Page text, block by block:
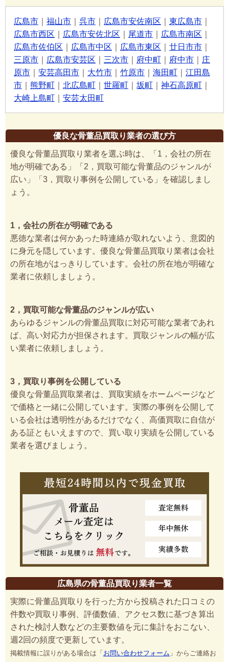
広島市 福山市 呉市 広島市安佐南区 東広島市
広島市西区
広島市安佐北区 尾道市 広島市南区
広島市佐伯区
広島市中区 広島市東区 廿日市市
三原市
広島市安芸区 三次市 府中町 府中市
庄
原市
安芸高田市 大竹市 竹原市 海田町
江田島
市
熊野町 北広島町 世羅町 坂町 神石高原町
大崎上島町
安芸太田町
優良な骨董品買取り業者の選び方
優良な骨董品買取り業者を選ぶ時は、「1，会社の所在
地が明確である」「2，買取可能な骨董品のジャンルが
広い」「3，買取り事例を公開している」を確認しまし
ょう。
1，会社の所在が明確である
悪徳な業者は何かあった時連絡が取れないよう、意図的
に身元を隠しています。優良な骨董品買取り業者は会社
の所在地がはっきりしています。会社の所在地が明確な
業者に依頼しましょう。
2，買取可能な骨董品のジャンルが広い
あらゆるジャンルの骨董品買取に対応可能な業者であれ
ば、高い対応力が担保されます。買取ジャンルの幅が広
い業者に依頼しましょう。
3，買取り事例を公開している
優良な骨董品買取業者は、買取実績をホームページなど
で価格と一緒に公開しています。実際の事例を公開して
いる会社は透明性があるだけでなく、高価買取に自信が
ある証ともいえますので、買い取り実績を公開している
業者を選びましょう。
広島県の骨董品買取り業者一覧
実際に骨董品買取りを行った方から投稿された口コミの
件数や買取り事例、評価数値、アクセス数に基づき算出
された検討人数などの主要数値を元に集計をおこない、
週2回の頻度で更新しています。
掲載情報に誤りがある場合は「 お問い合わせフォーム 」からご連絡お